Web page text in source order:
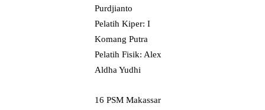
Purdjianto
Pelatih Kiper: I
Komang Putra
Pelatih Fisik: Alex
Aldha Yudhi
16 PSM Makassar